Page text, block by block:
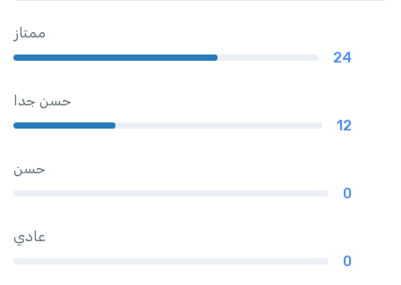
ممتاز
24
حسن جدا
12
حسن
0
عادي
0